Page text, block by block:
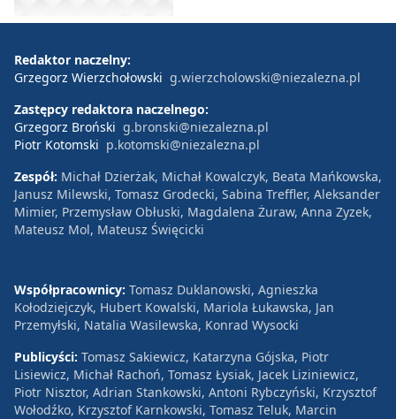
Redaktor naczelny:
Grzegorz Wierzchołowski g.wierzcholowski@niezalezna.pl
Zastępcy redaktora naczelnego:
Grzegorz Broński g.bronski@niezalezna.pl
Piotr Kotomski p.kotomski@niezalezna.pl
Zespół: Michał Dzierżak, Michał Kowalczyk, Beata Mańkowska,
Janusz Milewski, Tomasz Grodecki, Sabina Treffler, Aleksander
Mimier, Przemysław Obłuski, Magdalena Żuraw, Anna Zyzek,
Mateusz Mol, Mateusz Święcicki
Współpracownicy: Tomasz Duklanowski, Agnieszka
Kołodziejczyk, Hubert Kowalski, Mariola Łukawska, Jan
Przemyłski, Natalia Wasilewska, Konrad Wysocki
Publicyści: Tomasz Sakiewicz, Katarzyna Gójska, Piotr
Lisiewicz, Michał Rachoń, Tomasz Łysiak, Jacek Liziniewicz,
Piotr Nisztor, Adrian Stankowski, Antoni Rybczyński, Krzysztof
Wołodźko, Krzysztof Karnkowski, Tomasz Teluk, Marcin